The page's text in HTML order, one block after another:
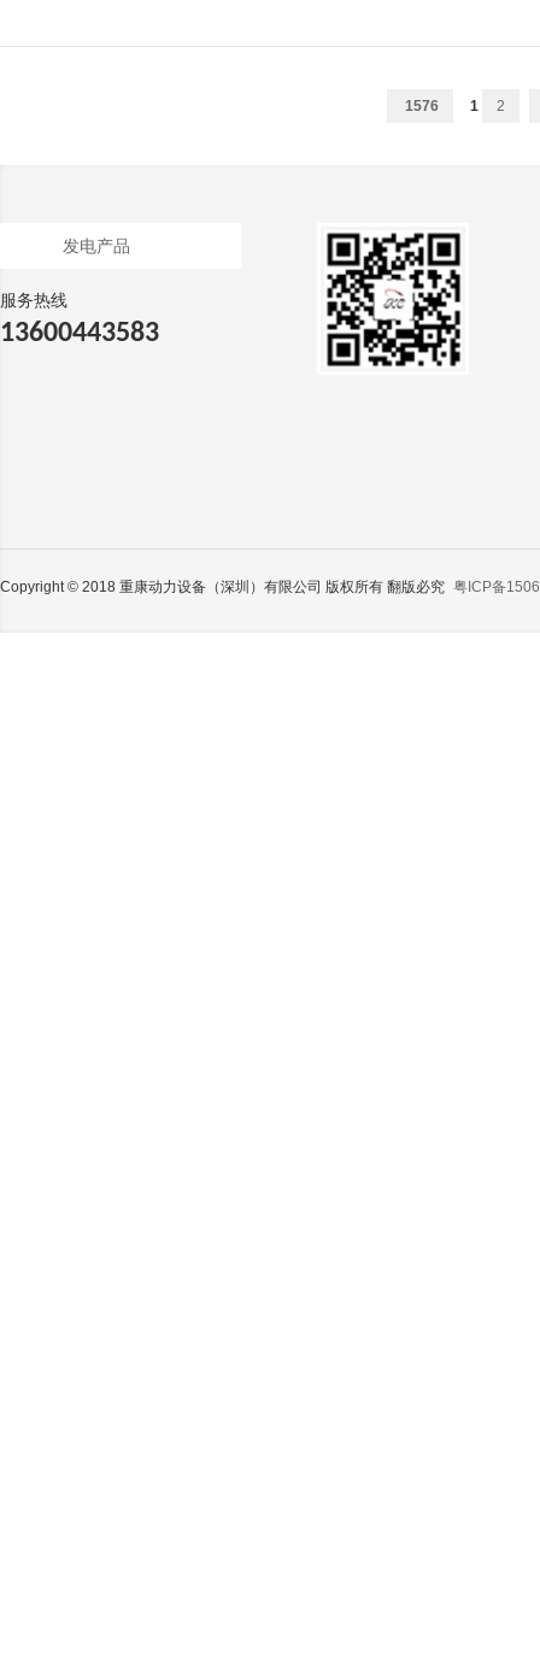
1576 1 2
发电产品
服务热线
13600443583
Copyright © 2018 重康动力设备（深圳）有限公司 版权所有 翻版必究 粤ICP备